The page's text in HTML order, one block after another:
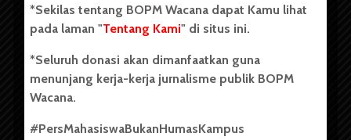
Kontribusi
Info Iklan
Pedoman Media Siber
Kode Etik Jurnalistik
*Sekilas tentang BOPM Wacana dapat Kamu lihat
pada laman "Tentang Kami" di situs ini.
*Seluruh donasi akan dimanfaatkan guna
menunjang kerja-kerja jurnalisme publik BOPM
Wacana.
#PersMahasiswaBukanHumasKampus